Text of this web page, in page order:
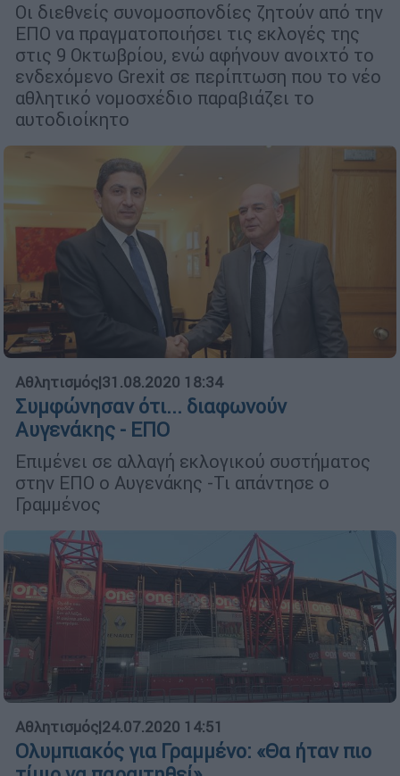
Οι διεθνείς συνομοσπονδίες ζητούν από την
ΕΠΟ να πραγματοποιήσει τις εκλογές της
στις 9 Οκτωβρίου, ενώ αφήνουν ανοιχτό το
ενδεχόμενο Grexit σε περίπτωση που το νέο
αθλητικό νομοσχέδιο παραβιάζει το
αυτοδιοίκητο
Αθλητισμός|31.08.2020 18:34
Συμφώνησαν ότι... διαφωνούν
Αυγενάκης - ΕΠΟ
Επιμένει σε αλλαγή εκλογικού συστήματος
στην ΕΠΟ ο Αυγενάκης -Τι απάντησε ο
Γραμμένος
Αθλητισμός|24.07.2020 14:51
Ολυμπιακός για Γραμμένο: «Θα ήταν πιο